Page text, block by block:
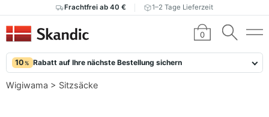
Frachtfrei ab 40 € 1–2 Tage Lieferzeit
0
10 % Rabatt auf Ihre nächste Bestellung sichern
Wigiwama > Sitzsäcke